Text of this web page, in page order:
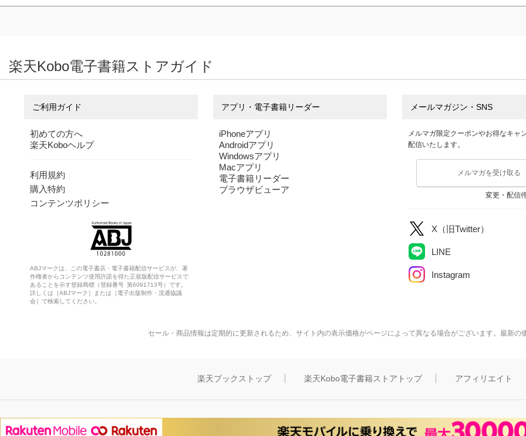
楽天Kobo電子書籍ストアガイド
ご利用ガイド
初めての方へ
楽天Koboヘルプ
利用規約
購入特約
コンテンツポリシー
ABJマークは、この電子書店・電子書籍配信サービスが、著
作権者からコンテンツ使用許諾を得た正規版配信サービスで
あることを示す登録商標（登録番号 第6091713号）です。
詳しくは［ABJマーク］または［電子出版制作・流通協議
会］で検索してください。
アプリ・電子書籍リーダー
iPhoneアプリ
Androidアプリ
Windowsアプリ
Macアプリ
電子書籍リーダー
ブラウザビューア
メールマガジン・SNS
メルマガ限定クーポンやお得なキャ
配信いたします。
メルマガを受け取る
変更・配信
X（旧Twitter）
LINE
Instagram
セール・商品情報は定期的に更新されるため、サイト内の表示価格がページによって異なる場合がございます。最新の
楽天ブックストップ 楽天Kobo電子書籍ストアトップ アフィリエイト